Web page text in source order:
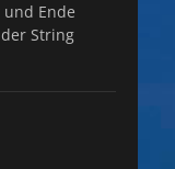
und Ende
String